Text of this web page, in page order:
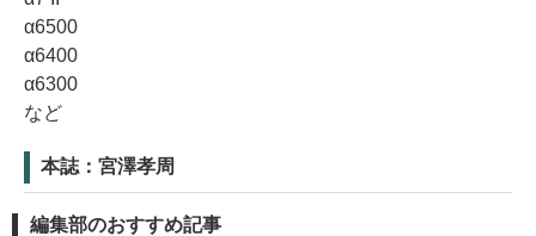
α6500
α6400
α6300
など
本誌：宮澤孝周
編集部のおすすめ記事